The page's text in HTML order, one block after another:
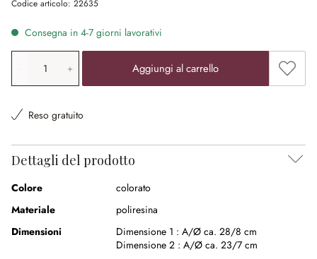
Codice articolo: 22635
Consegna in 4-7 giorni lavorativi
Quantità prodotto: inserisci il valore desiderato o
Aggiungi al carrello
Reso gratuito
Dettagli del prodotto
Colore
colorato
Materiale
poliresina
Dimensioni
Dimensione 1 : A/Ø ca. 28/8 cm
Dimensione 2 : A/Ø ca. 23/7 cm